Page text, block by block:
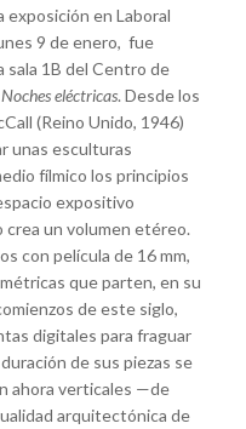
exposición en Laboral
9 de enero, fue
sala 1B del Centro de
Noches eléctricas. Desde los
(Reino Unido, 1946)
unas esculturas
fílmico los principios
expositivo
crea un volumen etéreo.
con película de 16 mm,
que parten, en su
de este siglo,
digitales para fraguar
de sus piezas se
ahora verticales —de
arquitectónica de